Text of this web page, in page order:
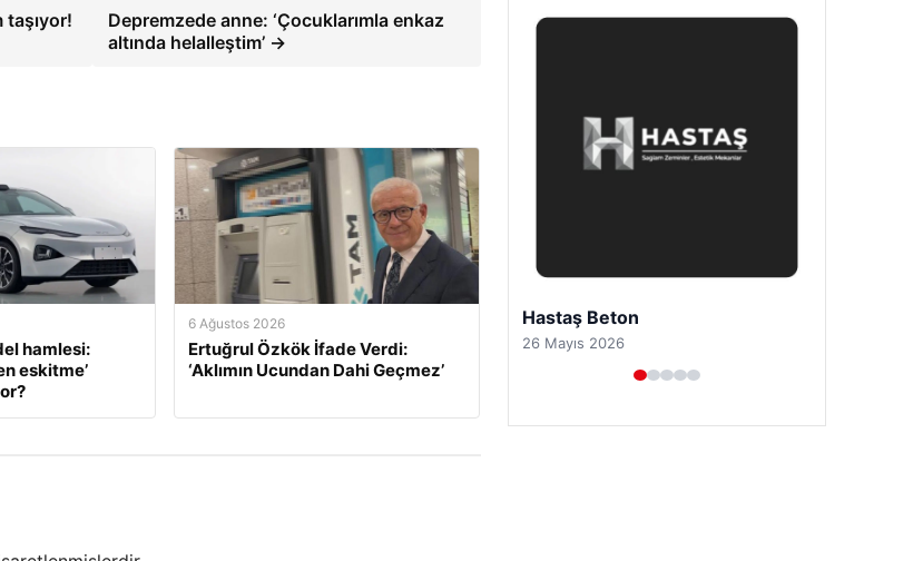
taşıyor!
Depremzede anne: ‘Çocuklarımla enkaz
altında helalleştim’ →
hamlesi:
eskitme’
6 Ağustos 2026
Ertuğrul Özkök İfade Verdi:
‘Aklımın Ucundan Dahi Geçmez’
Prenses Night Club
29 Nisan 2026